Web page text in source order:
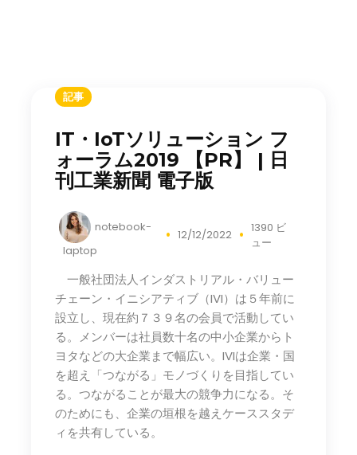
記事
IT・IoTソリューション フ
ォーラム2019 【PR】 | 日
刊工業新聞 電子版
notebook-
laptop
12/12/2022
1390 ビ
ュー
一般社団法人インダストリアル・バリュー
チェーン・イニシアティブ（IVI）は５年前に
設立し、現在約７３９名の会員で活動してい
る。メンバーは社員数十名の中小企業からト
ヨタなどの大企業まで幅広い。IVIは企業・国
を超え「つながる」モノづくりを目指してい
る。つながることが最大の競争力になる。そ
のためにも、企業の垣根を越えケーススタデ
ィを共有している。